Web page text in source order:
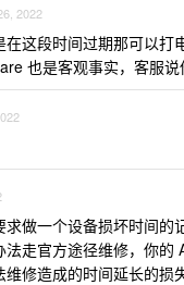
2022
这段时间过期那可以
也是客观事实，客服
做一个设备损坏时间
法走官方途径维修，你
修造成的时间延长的损